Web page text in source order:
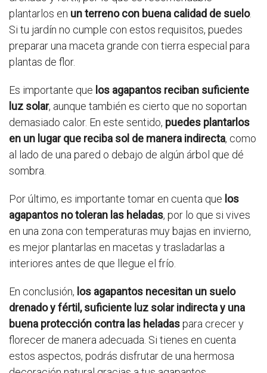
plantarlos en un terreno con buena calidad de suelo.
Si tu jardín no cumple con estos requisitos, puedes
preparar una maceta grande con tierra especial para
plantas de flor.
Es importante que los agapantos reciban suficiente
luz solar, aunque también es cierto que no soportan
demasiado calor. En este sentido, puedes plantarlos
en un lugar que reciba sol de manera indirecta, como
al lado de una pared o debajo de algún árbol que dé
sombra.
Por último, es importante tomar en cuenta que los
agapantos no toleran las heladas, por lo que si vives
en una zona con temperaturas muy bajas en invierno,
es mejor plantarlas en macetas y trasladarlas a
interiores antes de que llegue el frío.
En conclusión, los agapantos necesitan un suelo
drenado y fértil, suficiente luz solar indirecta y una
buena protección contra las heladaspara crecer y
florecer de manera adecuada. Si tienes en cuenta
estos aspectos, podrás disfrutar de una hermosa